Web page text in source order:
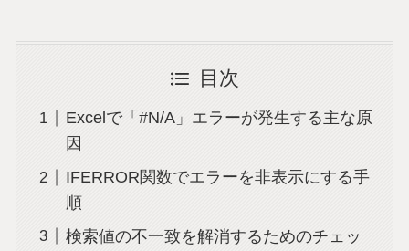
目次
Excelで「#N/A」エラーが発生する主な原
因
IFERROR関数でエラーを非表示にする手
順
検索値の不一致を解消するためのチェッ